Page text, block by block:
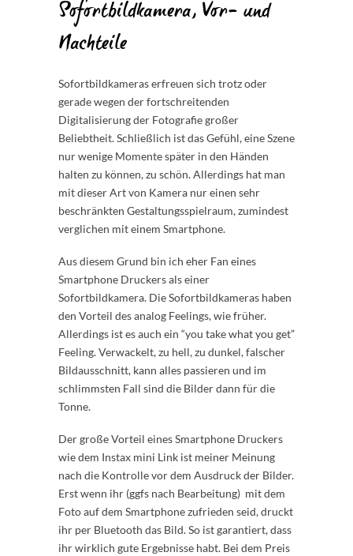
Sofortbildkamera, Vor- und
Nachteile
Sofortbildkameras erfreuen sich trotz oder
gerade wegen der fortschreitenden
Digitalisierung der Fotografie großer
Beliebtheit. Schließlich ist das Gefühl, eine Szene
nur wenige Momente später in den Händen
halten zu können, zu schön. Allerdings hat man
mit dieser Art von Kamera nur einen sehr
beschränkten Gestaltungsspielraum, zumindest
verglichen mit einem Smartphone.
Aus diesem Grund bin ich eher Fan eines
Smartphone Druckers als einer
Sofortbildkamera. Die Sofortbildkameras haben
den Vorteil des analog Feelings, wie früher.
Allerdings ist es auch ein “you take what you get”
Feeling. Verwackelt, zu hell, zu dunkel, falscher
Bildausschnitt, kann alles passieren und im
schlimmsten Fall sind die Bilder dann für die
Tonne.
Der große Vorteil eines Smartphone Druckers
wie dem Instax mini Link ist meiner Meinung
nach die Kontrolle vor dem Ausdruck der Bilder.
Erst wenn ihr (ggfs nach Bearbeitung) mit dem
Foto auf dem Smartphone zufrieden seid, druckt
ihr per Bluetooth das Bild. So ist garantiert, dass
ihr wirklich gute Ergebnisse habt. Bei dem Preis